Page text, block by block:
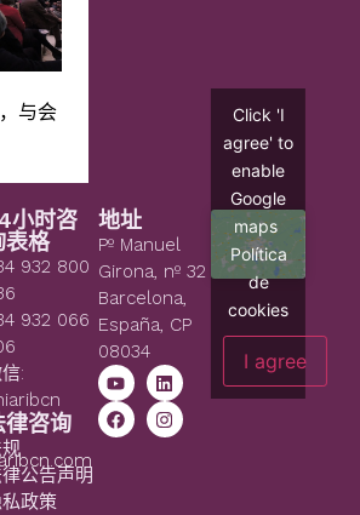
与会
小时咨
表格
932 800
932 066
:
律咨询
公告声明
私政策
地址
Pº Manuel
Girona, nº 32
Barcelona,
España, CP
08034
Click 'I
agree' to
enable
Google
maps
Política
de
cookies
I agree